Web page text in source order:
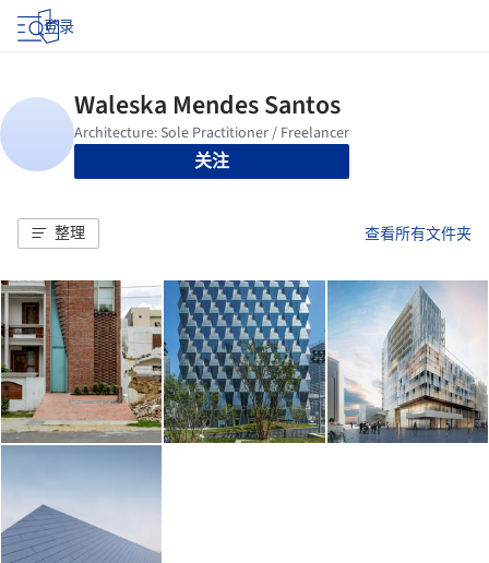
登录
关注
整理 查看所有文件夹